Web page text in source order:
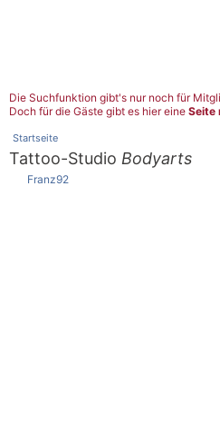
Die Suchfunktion gibt's nur noch für
Doch für die Gäste gibt es hier eine Seite
Startseite
Tattoo-Studio Bodyarts
Franz92